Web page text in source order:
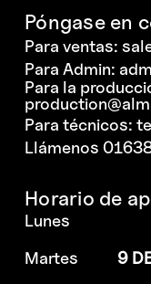
Póngase en
Para ventas:
Para Admin:
Para la
Para técnicos:
Llámenos
Horario de
Lunes
Martes
9